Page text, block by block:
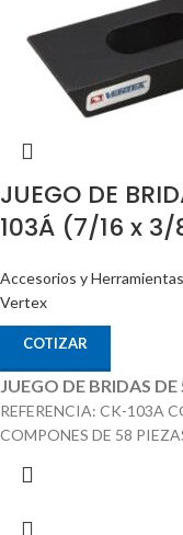
JUEGO DE
103Á (7/16 x
Accesorios y Herramientas
Vertex
COTIZAR
JUEGO DE BRIDAS
REFERENCIA: CK-103A
COMPONES DE 58